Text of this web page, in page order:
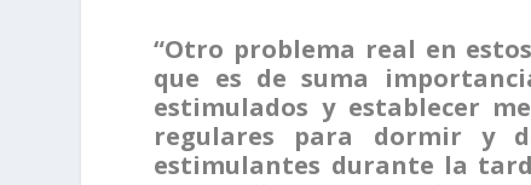
“Otro problema real en
que es de suma
estimulados y establecer
regulares para dormir y
estimulantes durante la